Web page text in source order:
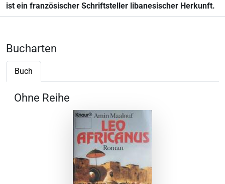
ist ein französischer Schriftsteller libanesischer Herkunft.
Bucharten
Buch
Ohne Reihe